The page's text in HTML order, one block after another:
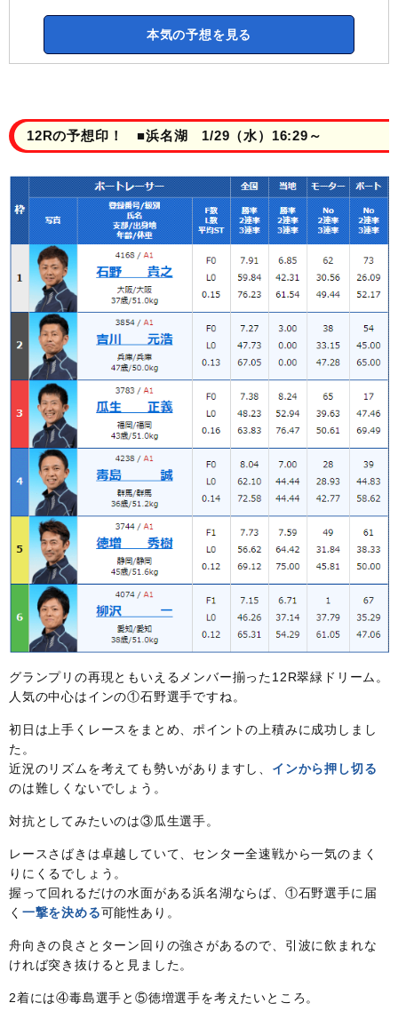
本気の予想を見る
12Rの予想印！ ■浜名湖 1/29（水）16:29～
グランプリの再現ともいえるメンバー揃った12R翠緑ドリーム。
人気の中心はインの①石野選手ですね。
初日は上手くレースをまとめ、ポイントの上積みに成功しまし
た。
近況のリズムを考えても勢いがありますし、 インから押し切る
のは難しくないでしょう。
対抗としてみたいのは③瓜生選手。
レースさばきは卓越していて、センター全速戦から一気のまく
りにくるでしょう。
握って回れるだけの水面がある浜名湖ならば、①石野選手に届
く 一撃を決める可能性あり。
舟向きの良さとターン回りの強さがあるので、引波に飲まれな
ければ突き抜けると見ました。
2着には④毒島選手と⑤徳増選手を考えたいところ。